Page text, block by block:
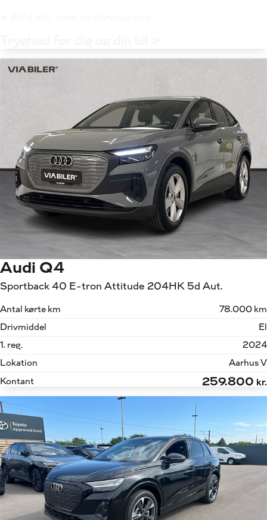
Audi Q4
Sportback 40 E-tron Attitude 204HK 5d Aut.
Antal kørte km
78.000 km
Drivmiddel
El
1. reg.
2024
Lokation
Aarhus V
Kontant
259.800 kr.